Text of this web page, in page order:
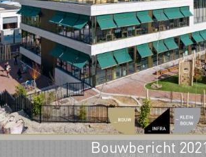
Bouwbericht